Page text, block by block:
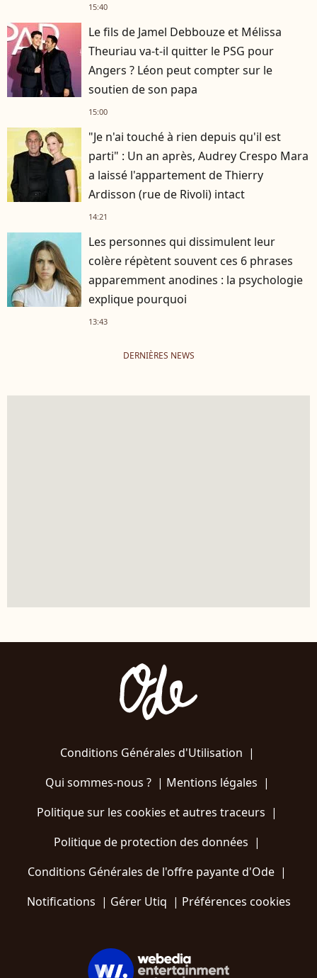
15:40
Le fils de Jamel Debbouze et Mélissa
Theuriau va-t-il quitter le PSG pour
Angers ? Léon peut compter sur le
soutien de son papa
15:00
"Je n'ai touché à rien depuis qu'il est
parti" : Un an après, Audrey Crespo Mara
a laissé l'appartement de Thierry
Ardisson (rue de Rivoli) intact
14:21
Les personnes qui dissimulent leur
colère répètent souvent ces 6 phrases
apparemment anodines : la psychologie
explique pourquoi
13:43
DERNIÈRES NEWS
Conditions Générales d'Utilisation |
Qui sommes-nous ?| Mentions légales |
Politique sur les cookies et autres traceurs |
Politique de protection des données |
Conditions Générales de l'offre payante d'Ode |
Notifications | Gérer Utiq | Préférences cookies